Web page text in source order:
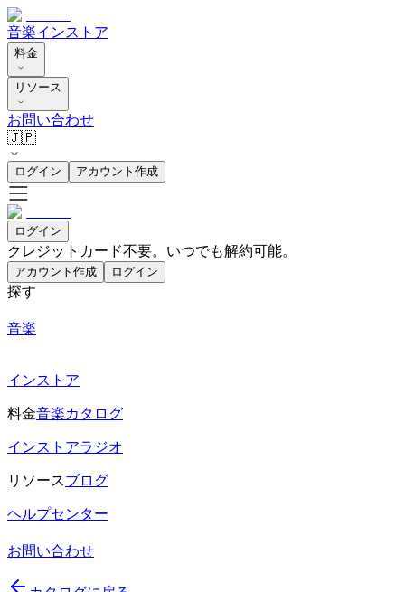
音楽インストア
料金
リソース
お問い合わせ
🇯🇵
ログイン アカウント作成
ログイン
クレジットカード不要。いつでも解約可能。
アカウント作成 ログイン
探す
音楽
インストア
料金音楽カタログ
インストアラジオ
リソースブログ
ヘルプセンター
お問い合わせ